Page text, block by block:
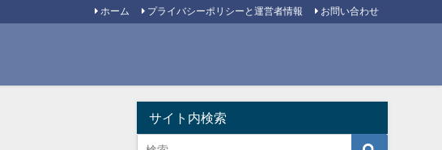
ホーム プライバシーポリシーと運営者情報 お問い合わせ
サイト内検索